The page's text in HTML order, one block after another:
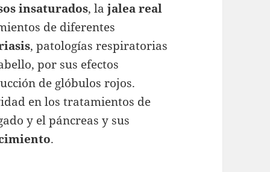
insaturados, lajalea real
de diferentes
, patologías respiratorias
por sus efectos
de glóbulos rojos.
en los tratamientos de
y el páncreas y sus
.